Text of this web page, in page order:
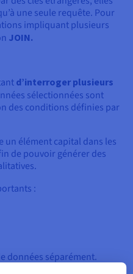
une seule requête. Pour
impliquant plusieurs
JOIN.
d’interroger plusieurs
sélectionnées sont
des conditions définies par
un élément capital dans les
de pouvoir générer des
:
données séparément.